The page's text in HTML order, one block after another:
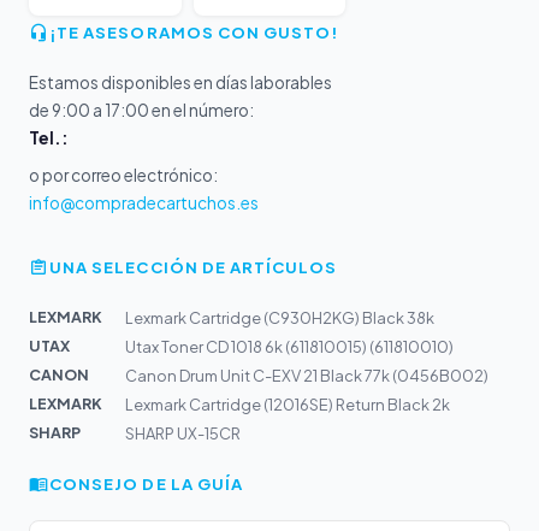
¡TE ASESORAMOS CON GUSTO!
Estamos disponibles en días laborables
de 9:00 a 17:00 en el número:
Tel.:
o por correo electrónico:
info@compradecartuchos.es
UNA SELECCIÓN DE ARTÍCULOS
LEXMARK
Lexmark Cartridge (C930H2KG) Black 38k
UTAX
Utax Toner CD 1018 6k (611810015) (611810010)
CANON
Canon Drum Unit C-EXV 21 Black 77k (0456B002)
LEXMARK
Lexmark Cartridge (12016SE) Return Black 2k
SHARP
SHARP UX-15CR
CONSEJO DE LA GUÍA